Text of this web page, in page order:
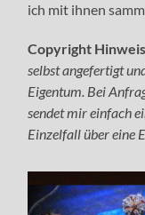
ich mit ihnen
Copyright
selbst angefertigt
Eigentum. Bei
sendet mir einfach
Einzelfall über eine